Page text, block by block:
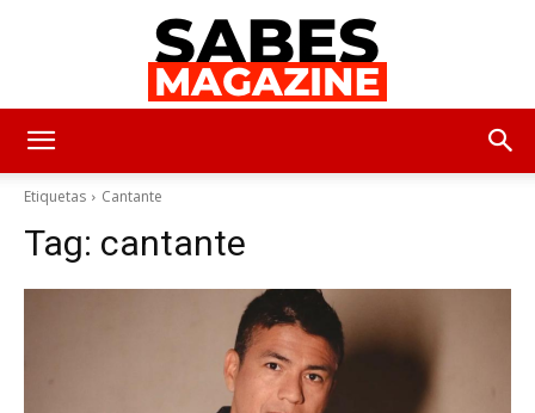
Etiquetas
Cantante
Tag: cantante